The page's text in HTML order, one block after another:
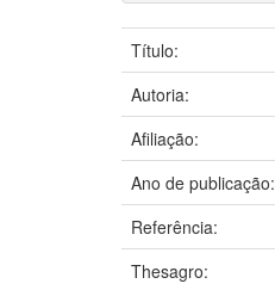
Título:
Autoria:
Afiliação:
Ano de publicação:
Referência:
Thesagro: